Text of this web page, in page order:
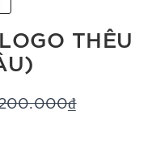
THÊU